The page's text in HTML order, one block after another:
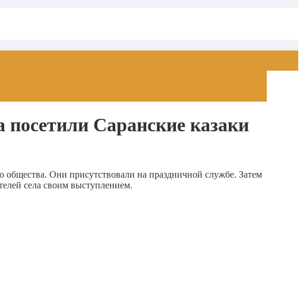
Саранские казаки
общества. Они присутствовали на праздничной службе. Затем
села своим выступлением.